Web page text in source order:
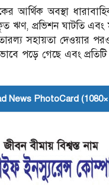
অবস্থা
ঋণ, প্রভিশন ঘাটতি
সহায়তা দেওয়ার
পড়ে গেছে এবং
News PhotoCard